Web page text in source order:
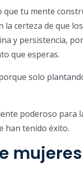
que tu mente
la certeza de que
y persistencia,
que esperas.
solo
poderoso para
han tenido éxito.